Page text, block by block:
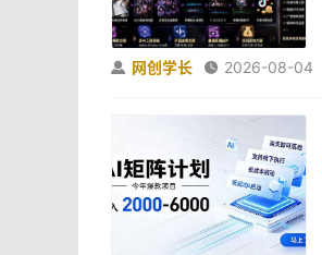
 网创学长  2026-08-04